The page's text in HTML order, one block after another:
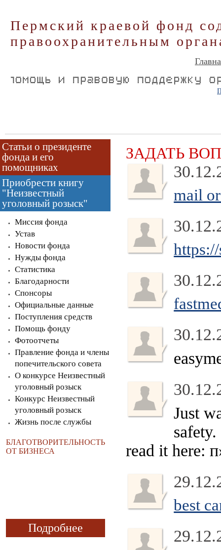
Пермский краевой фонд
правоохранительным
Статьи о президенте
фонда и его
помощниках
Приобрести книгу
"Неизвестный
уголовный розыск"
Миссия фонда
Устав
Новости фонда
Нужды фонда
Статистика
Благодарности
Спонсоры
Официальные данные
Поступления средств
Помощь фонду
Фотоотчеты
Правление фонда и члены
попечительского совета
О конкурсе Неизвестный
уголовный розыск
Конкурс Неизвестный
уголовный розыск
Жизнь после службы
БЛАГОТВОРИТЕЛЬНОСТЬ
ОТ БИЗНЕСА
Подробнее
ЗАДАТЬ
mail
Just
read it here:
best